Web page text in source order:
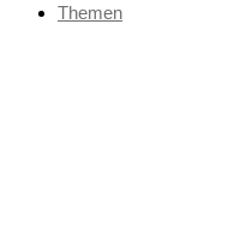
Themen